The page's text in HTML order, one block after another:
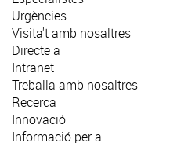
Urgències
Visita't amb nosaltres
Directe a
Intranet
Treballa amb nosaltres
Recerca
Innovació
Informació per a